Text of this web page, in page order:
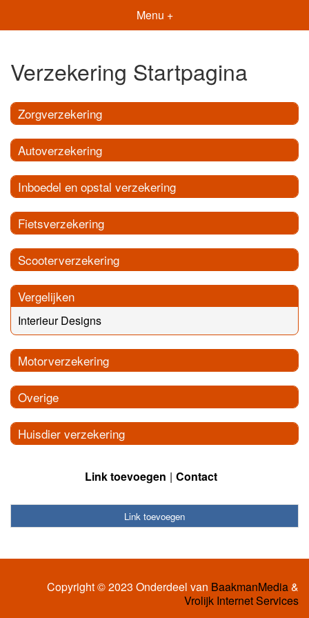
Menu +
Verzekering Startpagina
Zorgverzekering
Autoverzekering
Inboedel en opstal verzekering
Fietsverzekering
Scooterverzekering
Vergelijken
Interieur Designs
Motorverzekering
Overige
Huisdier verzekering
Link toevoegen Contact
Link toevoegen
Copyright © 2023 Onderdeel van BaakmanMedia&
Vrolijk Internet Services